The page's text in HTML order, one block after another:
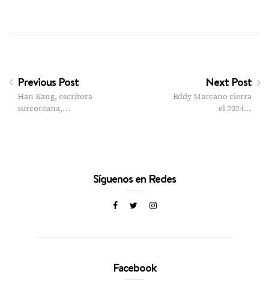
Previous Post
Han Kang, escritora
surcoreana,…
Next Post
Eddy Marcano cierra
el 2024…
Síguenos en Redes
Facebook